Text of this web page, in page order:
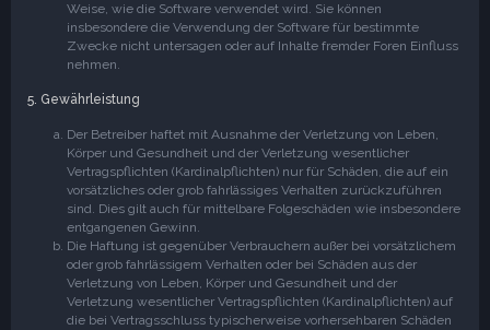
Weise, wie die Software verwendet wird. Sie können
insbesondere die Verwendung der Software für bestimmte
Zwecke nicht untersagen oder auf Inhalte fremder Foren Einfluss
nehmen.
5. Gewährleistung
Der Betreiber haftet mit Ausnahme der Verletzung von Leben,
Körper und Gesundheit und der Verletzung wesentlicher
Vertragspflichten (Kardinalpflichten) nur für Schäden, die auf ein
vorsätzliches oder grob fahrlässiges Verhalten zurückzuführen
sind. Dies gilt auch für mittelbare Folgeschäden wie insbesondere
entgangenen Gewinn.
Die Haftung ist gegenüber Verbrauchern außer bei vorsätzlichem
oder grob fahrlässigem Verhalten oder bei Schäden aus der
Verletzung von Leben, Körper und Gesundheit und der
Verletzung wesentlicher Vertragspflichten (Kardinalpflichten) auf
die bei Vertragsschluss typischerweise vorhersehbaren Schäden